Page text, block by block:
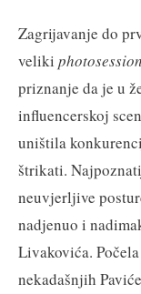
Zagrijavanje do
veliki photosession
priznanje da je u
influencerskoj
uništila
štrikati.
neuvjerljive
nadjenuo i
Livakovića.
nekadašnjih